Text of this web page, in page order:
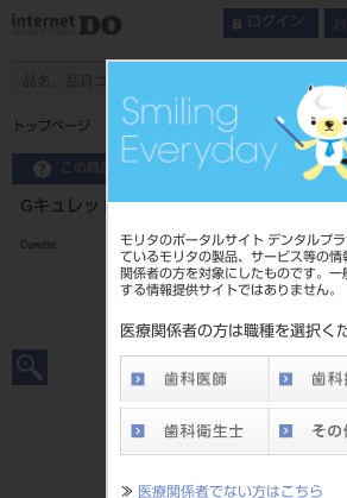
モリタのポータルサイト デンタルプ
ているモリタの製品、サービス等の情
関係者の方を対象にしたものです。一
する情報提供サイトではありません。
医療関係者の方は職種を選択く
≫ 医療関係者でない方はこちら
ログイン
トップページ Gキュレット est2 サクラ S #G3-4
この商品に関するお問い合わせ
Gキュレット est2 サクラ S #G3-4
Curette
品目コード
標準価格
価格の確